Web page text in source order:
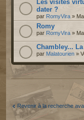
Les visites
dater ?
par RomyVira »
Romy
par RomyVira »
Chambley...
par Malatourien »
Revenir à la recherche